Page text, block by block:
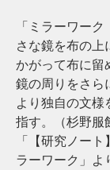
「ミラーワー
さな鏡を布の
かがって布に留
鏡の周りをさら
より独自の文
指す。（杉野服
「【研究ノー
ラーワーク」よ